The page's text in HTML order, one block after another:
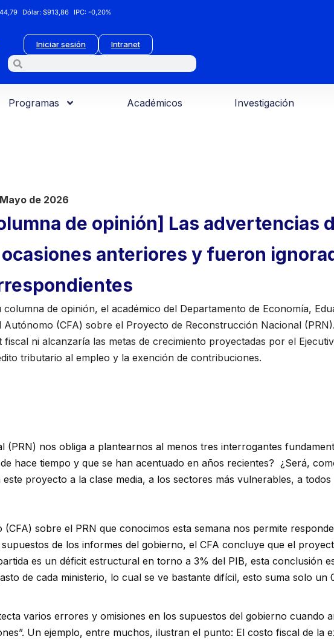
Dólar:$913,86 IPC:-0,20%
Iniciar sesión Intranet
Programas Académicos Investigación
Mayo de 2026
de opinión] Las advertencias
anteriores y fueron
columna de opinión, el académico del Departamento de Economía,
Autónomo (CFA) sobre el Proyecto de Reconstrucción Nacional
fiscal ni alcanzaría las metas de crecimiento proyectadas por el
tributario al empleo y la exención de contribuciones.
(PRN) nos obliga a plantearnos al menos tres interrogantes
hace tiempo y que se han acentuado en años recientes? ¿Será,
proyecto a la clase media, a los sectores más vulnerables, a
sobre el PRN que conocimos esta semana nos permite
de los informes del gobierno, el CFA concluye que el
es un déficit estructural en torno a 3% del PIB, esta conclusión
de cada ministerio, lo cual se ve bastante difícil, esto suma solo un
varios errores y omisiones en los supuestos del gobierno cuando
Un ejemplo, entre muchos, ilustran el punto: El costo fiscal de la